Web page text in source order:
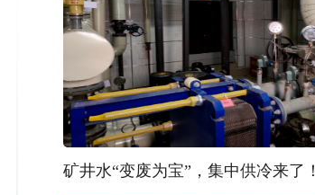
矿井水“变废为宝”，集中供冷来了！